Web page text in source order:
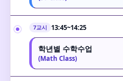
7교시 13:45~14:25
학년별 수학수업
(Math Class)